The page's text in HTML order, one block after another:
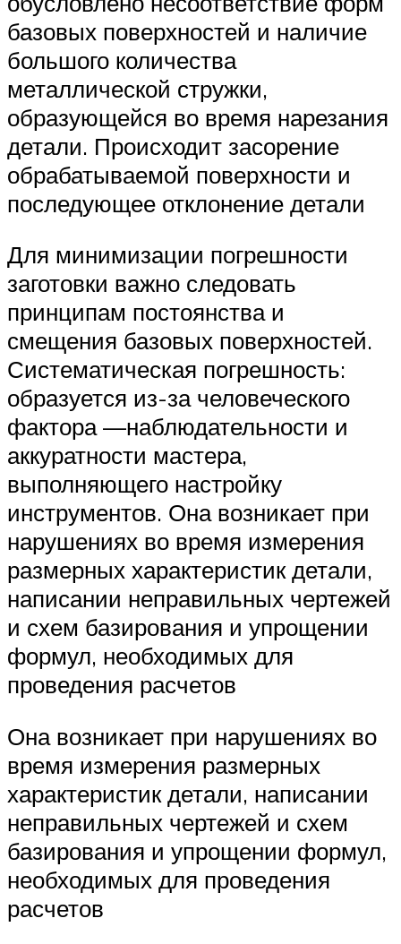
базовых поверхностей и наличие
большого количества
металлической стружки,
образующейся во время нарезания
детали. Происходит засорение
обрабатываемой поверхности и
последующее отклонение детали
Для минимизации погрешности
заготовки важно следовать
принципам постоянства и
смещения базовых поверхностей.
Систематическая погрешность:
образуется из-за человеческого
фактора —наблюдательности и
аккуратности мастера,
выполняющего настройку
инструментов. Она возникает при
нарушениях во время измерения
размерных характеристик детали,
написании неправильных чертежей
и схем базирования и упрощении
формул, необходимых для
проведения расчетов
Она возникает при нарушениях во
время измерения размерных
характеристик детали, написании
неправильных чертежей и схем
базирования и упрощении формул,
необходимых для проведения
расчетов